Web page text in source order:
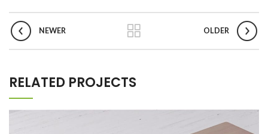
NEWER OLDER
RELATED PROJECTS